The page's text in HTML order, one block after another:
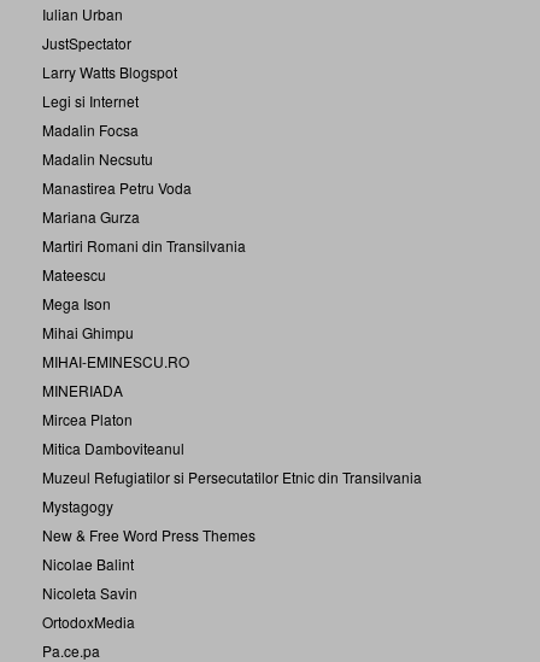
Iulian Urban
JustSpectator
Larry Watts Blogspot
Legi si Internet
Madalin Focsa
Madalin Necsutu
Manastirea Petru Voda
Mariana Gurza
Martiri Romani din Transilvania
Mateescu
Mega Ison
Mihai Ghimpu
MIHAI-EMINESCU.RO
MINERIADA
Mircea Platon
Mitica Damboviteanul
Muzeul Refugiatilor si Persecutatilor Etnic din Transilvania
Mystagogy
New & Free Word Press Themes
Nicolae Balint
Nicoleta Savin
OrtodoxMedia
Pa.ce.pa